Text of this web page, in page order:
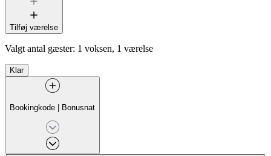
Tilføj værelse
Valgt antal gæster: 1 voksen, 1 værelse
Klar
Bookingkode | Bonusnat